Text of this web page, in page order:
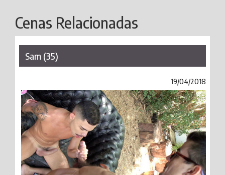
Cenas Relacionadas
Sam (35)
19/04/2018